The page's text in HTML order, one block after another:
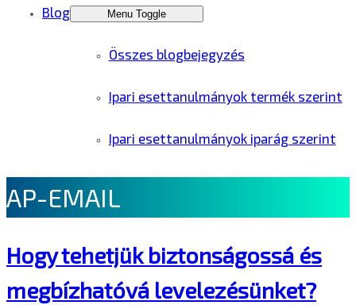
Blog Menu Toggle
Összes blogbejegyzés
Ipari esettanulmányok termék szerint
Ipari esettanulmányok iparág szerint
AP-EMAIL
Hogy tehetjük biztonságossá és
megbízhatóvá levelezésünket?